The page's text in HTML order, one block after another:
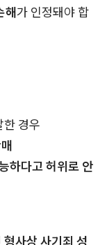
해가 인정돼야 합
한 경우
하다고 허위로 안
형사상 사기죄 성